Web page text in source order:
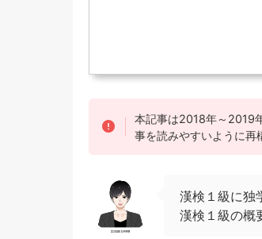
本記事は2018年～2019
事を読みやすいように再
漢検１級に独
漢検１級の概